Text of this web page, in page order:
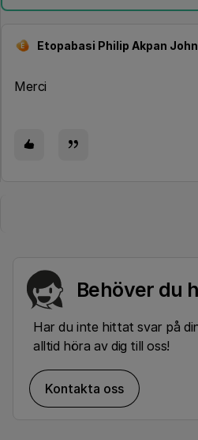
E Etopabasi Philip Akpan John
Merci
Behöver du
Har du inte hittat svar på
alltid höra av dig till oss!
Kontakta oss